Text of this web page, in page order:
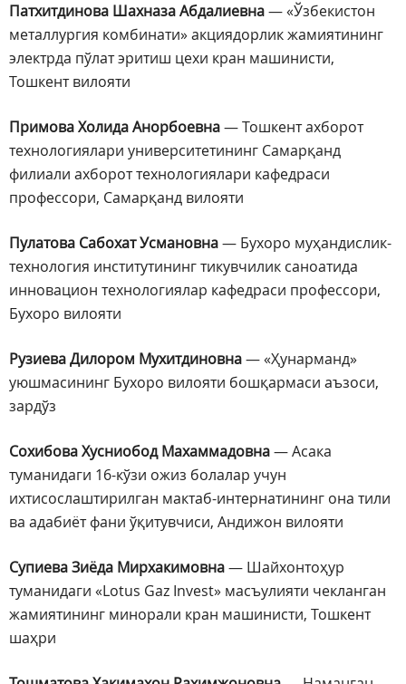
Патхитдинова Шахназа Абдалиевна— «Ўзбекистон
металлургия комбинати» акциядорлик жамиятининг
электрда пўлат эритиш цехи кран машинисти,
Тошкент вилояти
Примова Холида Анорбоевна— Тошкент ахборот
технологиялари университетининг Самарқанд
филиали ахборот технологиялари кафедраси
профессори, Самарқанд вилояти
Пулатова Сабохат Усмановна— Бухоро муҳандислик-
технология институтининг тикувчилик саноатида
инновацион технологиялар кафедраси профессори,
Бухоро вилояти
Рузиева Дилором Мухитдиновна— «Ҳунарманд»
уюшмасининг Бухоро вилояти бошқармаси аъзоси,
зардўз
Сохибова Хусниобод Махаммадовна— Асака
туманидаги 16-кўзи ожиз болалар учун
ихтисослаштирилган мактаб-интернатининг она тили
ва адабиёт фани ўқитувчиси, Андижон вилояти
Супиева Зиёда Мирхакимовна— Шайхонтоҳур
туманидаги «Lotus Gaz Invest» масъулияти чекланган
жамиятининг минорали кран машинисти, Тошкент
шаҳри